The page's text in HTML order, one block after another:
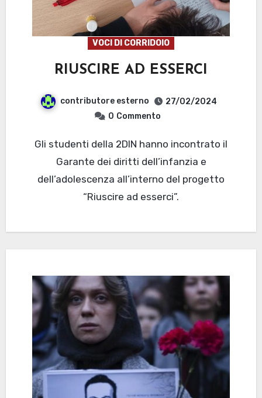
VOCI DI CORRIDOIO
RIUSCIRE AD ESSERCI
contributore esterno
27/02/2024
0 Commento
Gli studenti della 2DIN hanno incontrato il
Garante dei diritti dell’infanzia e
dell’adolescenza all’interno del progetto
“Riuscire ad esserci”.